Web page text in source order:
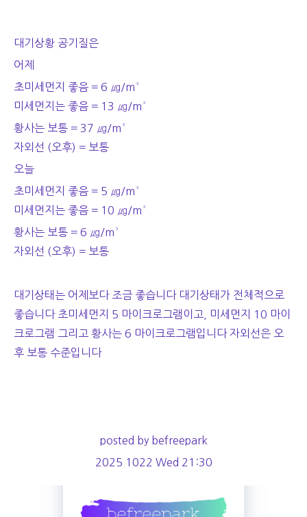
대기상황 공기질은
어제
초미세먼지 좋음 = 6 ㎍/m³
미세먼지는 좋음 = 13 ㎍/m³
황사는 보통 = 37 ㎍/m³
자외선 (오후) = 보통
오늘
초미세먼지 좋음 = 5 ㎍/m³
미세먼지는 좋음 = 10 ㎍/m³
황사는 보통 = 6 ㎍/m³
자외선 (오후) = 보통
대기상태는 어제보다 조금 좋습니다 대기상태가 전체적으로
좋습니다 초미세먼지 5 마이크로그램이고, 미세먼지 10 마이
크로그램 그리고 황사는 6 마이크로그램입니다 자외선은 오
후 보통 수준입니다
posted by befreepark
2025 1022 Wed 21:30